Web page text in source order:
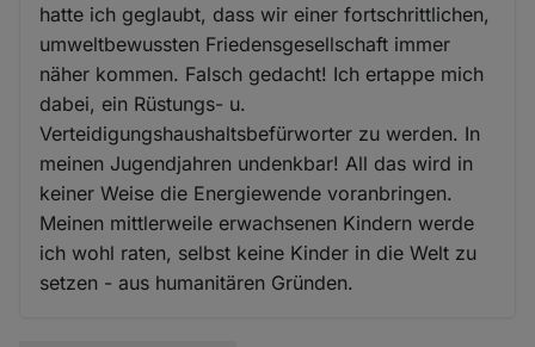
hatte ich geglaubt, dass wir einer fortschrittlichen,
umweltbewussten Friedensgesellschaft immer
näher kommen. Falsch gedacht! Ich ertappe mich
dabei, ein Rüstungs- u.
Verteidigungshaushaltsbefürworter zu werden. In
meinen Jugendjahren undenkbar! All das wird in
keiner Weise die Energiewende voranbringen.
Meinen mittlerweile erwachsenen Kindern werde
ich wohl raten, selbst keine Kinder in die Welt zu
setzen - aus humanitären Gründen.